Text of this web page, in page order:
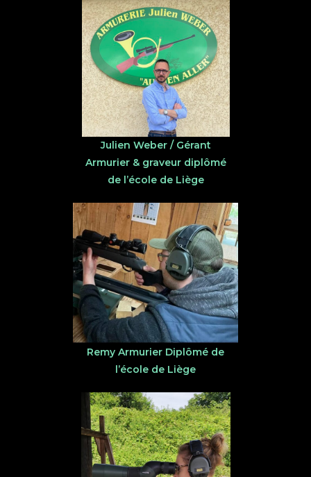
Julien Weber / Gérant
Armurier & graveur diplômé
de l’école de Liège
Remy Armurier Diplômé de
l’école de Liège